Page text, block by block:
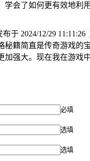
学会了如何更有效地利
布于 2024/12/29 11:11:26
秘籍简直是传奇游戏的
加强大。现在我在游戏
必填
选填
选填